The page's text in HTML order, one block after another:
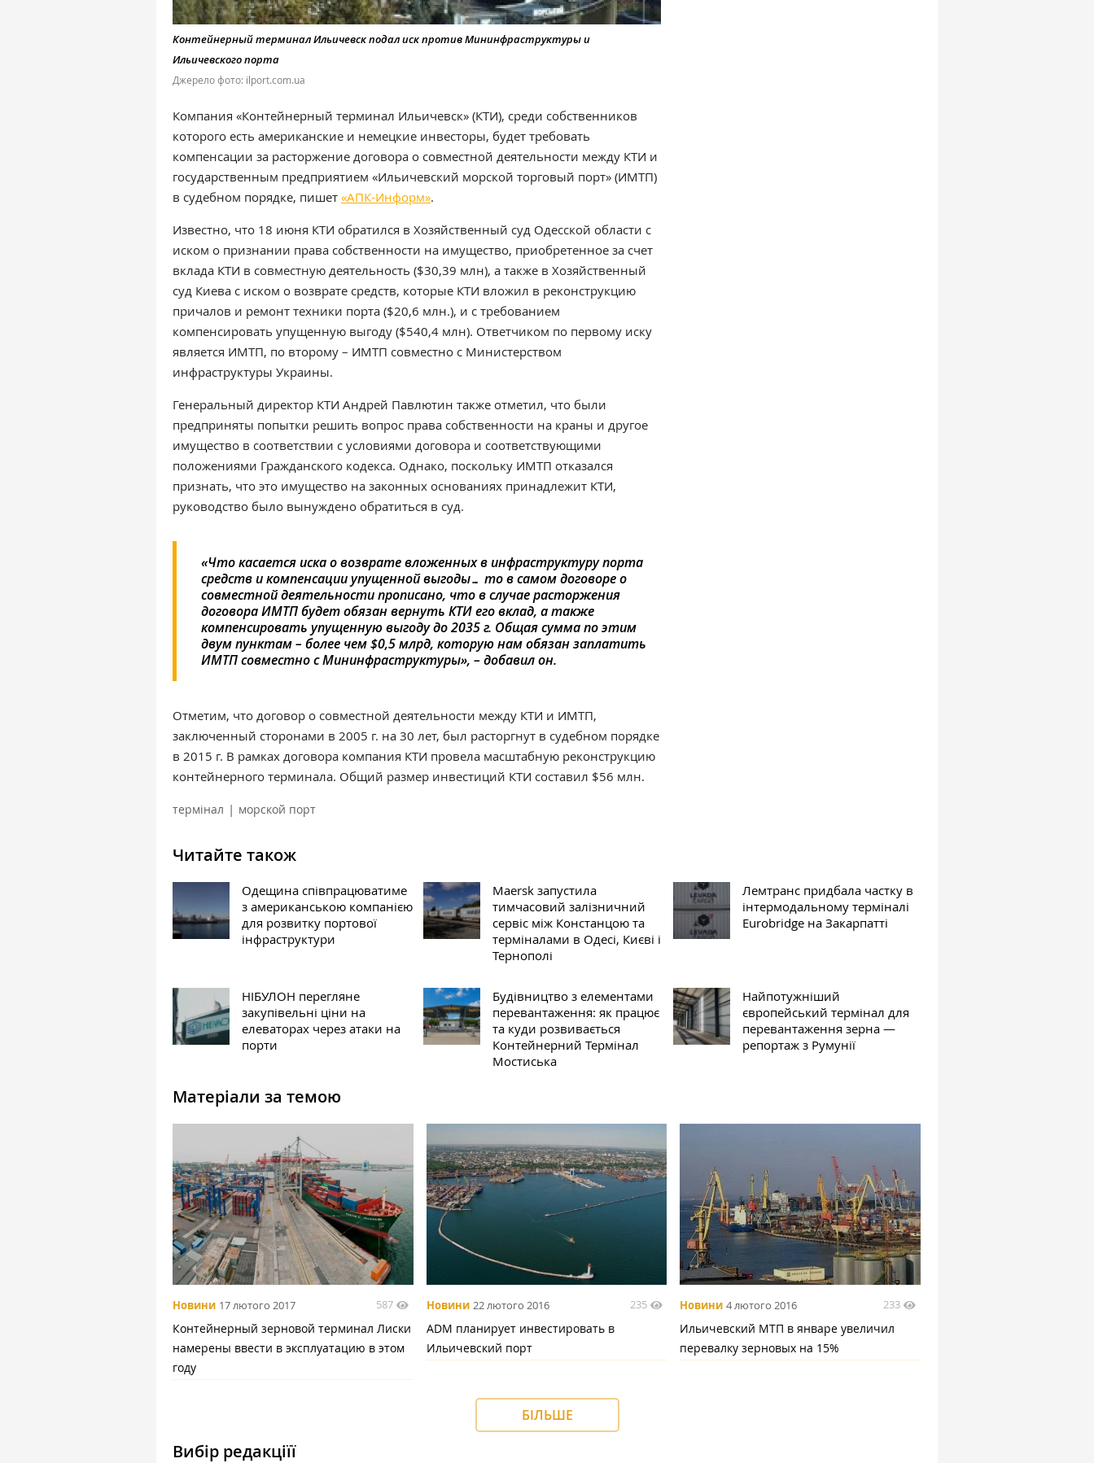
Контейнерный терминал Ильичевск подал иск против Мининфраструктуры и
Ильичевского порта
Джерело фото: ilport.com.ua
Компания «Контейнерный терминал Ильичевск» (КТИ), среди собственников
которого есть американские и немецкие инвесторы, будет требовать
компенсации за расторжение договора о совместной деятельности между КТИ и
государственным предприятием «Ильичевский морской торговый порт» (ИМТП)
в судебном порядке, пишет «АПК-Информ».
Известно, что 18 июня КТИ обратился в Хозяйственный суд Одесской области с
иском о признании права собственности на имущество, приобретенное за счет
вклада КТИ в совместную деятельность ($30,39 млн), а также в Хозяйственный
суд Киева с иском о возврате средств, которые КТИ вложил в реконструкцию
причалов и ремонт техники порта ($20,6 млн.), и с требованием
компенсировать упущенную выгоду ($540,4 млн). Ответчиком по первому иску
является ИМТП, по второму – ИМТП совместно с Министерством
инфраструктуры Украины.
Генеральный директор КТИ Андрей Павлютин также отметил, что были
предприняты попытки решить вопрос права собственности на краны и другое
имущество в соответствии с условиями договора и соответствующими
положениями Гражданского кодекса. Однако, поскольку ИМТП отказался
признать, что это имущество на законных основаниях принадлежит КТИ,
руководство было вынуждено обратиться в суд.
«Что касается иска о возврате вложенных в инфраструктуру порта
средств и компенсации упущенной выгоды… то в самом договоре о
совместной деятельности прописано, что в случае расторжения
договора ИМТП будет обязан вернуть КТИ его вклад, а также
компенсировать упущенную выгоду до 2035 г. Общая сумма по этим
двум пунктам – более чем $0,5 млрд, которую нам обязан заплатить
ИМТП совместно с Мининфраструктуры», – добавил он.
Отметим, что договор о совместной деятельности между КТИ и ИМТП,
заключенный сторонами в 2005 г. на 30 лет, был расторгнут в судебном порядке
в 2015 г. В рамках договора компания КТИ провела масштабную реконструкцию
контейнерного терминала. Общий размер инвестиций КТИ составил $56 млн.
термінал | морской порт
Читайте також
Одещина співпрацюватиме
з американською компанією
для розвитку портової
інфраструктури
Maersk запустила
тимчасовий залізничний
сервіс між Констанцою та
терміналами в Одесі, Києві і
Тернополі
Лемтранс придбала частку в
інтермодальному терміналі
Eurobridge на Закарпатті
НІБУЛОН перегляне
закупівельні ціни на
елеваторах через атаки на
порти
Будівництво з елементами
перевантаження: як працює
та куди розвивається
Контейнерний Термінал
Мостиська
Найпотужніший
європейський термінал для
перевантаження зерна —
репортаж з Румунії
Матеріали за темою
Новини 17 лютого 2017 587
Контейнерный зерновой терминал Лиски
намерены ввести в эксплуатацию в этом
году
Новини 22 лютого 2016 235
ADM планирует инвестировать в
Ильичевский порт
Новини 4 лютого 2016 233
Ильичевский МТП в январе увеличил
перевалку зерновых на 15%
БІЛЬШЕ
Вибір редакціїї